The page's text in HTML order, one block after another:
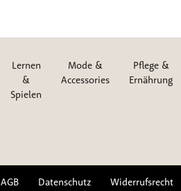
Lernen
&
Spielen
Mode &
Accessories
Pflege &
Ernährung
AGB Datenschutz Widerrufsrecht